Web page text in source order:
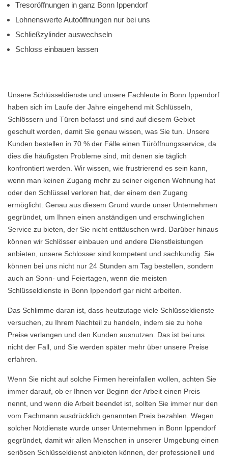
Tresoröffnungen in ganz Bonn Ippendorf
Lohnenswerte Autoöffnungen nur bei uns
Schließzylinder auswechseln
Schloss einbauen lassen
Unsere Schlüsseldienste und unsere Fachleute in Bonn Ippendorf
haben sich im Laufe der Jahre eingehend mit Schlüsseln,
Schlössern und Türen befasst und sind auf diesem Gebiet
geschult worden, damit Sie genau wissen, was Sie tun. Unsere
Kunden bestellen in 70 % der Fälle einen Türöffnungsservice, da
dies die häufigsten Probleme sind, mit denen sie täglich
konfrontiert werden. Wir wissen, wie frustrierend es sein kann,
wenn man keinen Zugang mehr zu seiner eigenen Wohnung hat
oder den Schlüssel verloren hat, der einem den Zugang
ermöglicht. Genau aus diesem Grund wurde unser Unternehmen
gegründet, um Ihnen einen anständigen und erschwinglichen
Service zu bieten, der Sie nicht enttäuschen wird. Darüber hinaus
können wir Schlösser einbauen und andere Dienstleistungen
anbieten, unsere Schlosser sind kompetent und sachkundig. Sie
können bei uns nicht nur 24 Stunden am Tag bestellen, sondern
auch an Sonn- und Feiertagen, wenn die meisten
Schlüsseldienste in Bonn Ippendorf gar nicht arbeiten.
Das Schlimme daran ist, dass heutzutage viele Schlüsseldienste
versuchen, zu Ihrem Nachteil zu handeln, indem sie zu hohe
Preise verlangen und den Kunden ausnutzen. Das ist bei uns
nicht der Fall, und Sie werden später mehr über unsere Preise
erfahren.
Wenn Sie nicht auf solche Firmen hereinfallen wollen, achten Sie
immer darauf, ob er Ihnen vor Beginn der Arbeit einen Preis
nennt, und wenn die Arbeit beendet ist, sollten Sie immer nur den
vom Fachmann ausdrücklich genannten Preis bezahlen. Wegen
solcher Notdienste wurde unser Unternehmen in Bonn Ippendorf
gegründet, damit wir allen Menschen in unserer Umgebung einen
seriösen Schlüsseldienst anbieten können, der professionell und